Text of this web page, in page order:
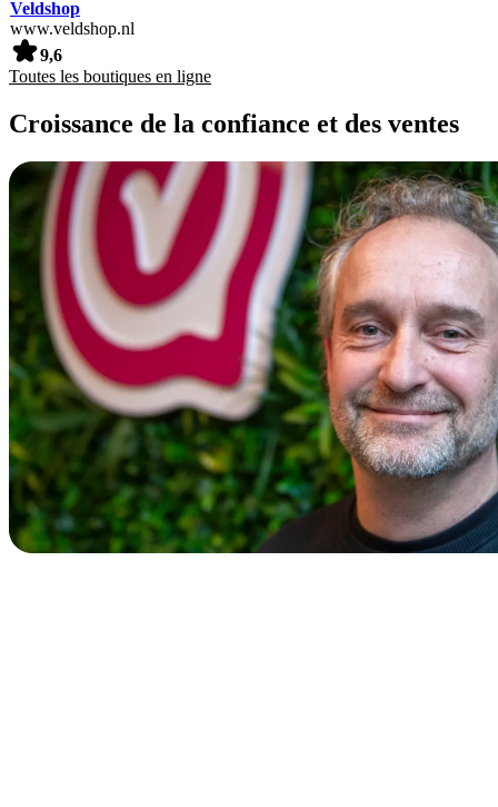
Veldshop
www.veldshop.nl
9,6
Toutes les boutiques en ligne
Croissance de la confiance et des ventes